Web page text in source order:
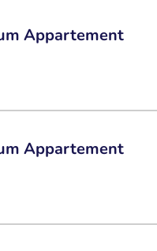
Appartement
Appartement